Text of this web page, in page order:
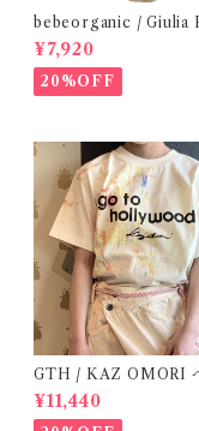
bebeorganic / Giulia
er Lagoon Check( 6・
¥7,920
20%OFF
GTH / KAZ OMORI ペイン
トTee
¥11,440